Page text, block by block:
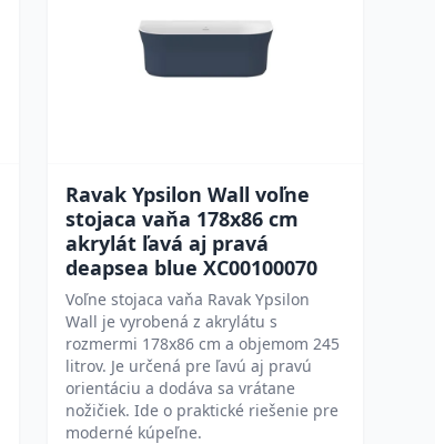
Ravak Ypsilon Wall voľne
stojaca vaňa 178x86 cm
akrylát ľavá aj pravá
deapsea blue XC00100070
Voľne stojaca vaňa Ravak Ypsilon
Wall je vyrobená z akrylátu s
rozmermi 178x86 cm a objemom 245
litrov. Je určená pre ľavú aj pravú
orientáciu a dodáva sa vrátane
nožičiek. Ide o praktické riešenie pre
moderné kúpeľne.